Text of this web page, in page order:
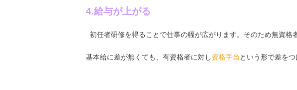
4.給与が上がる
初任者研修を得ることで仕事の幅が広がります。そのため無資格
基本給に差が無くても、有資格者に対し資格手当 という形で差をつ